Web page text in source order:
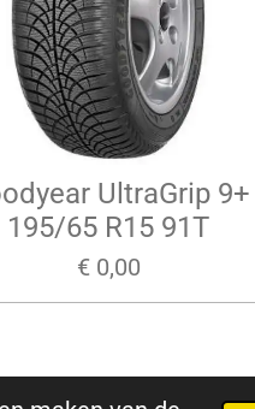
UltraGrip 9+
195/65 R15 91T
€ 0,00